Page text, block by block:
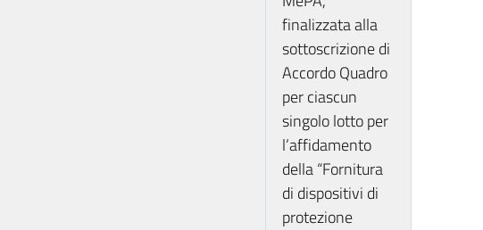
finalizzata alla
sottoscrizione di
Accordo Quadro
per ciascun
singolo lotto per
l’affidamento
della “Fornitura
di dispositivi di
protezione